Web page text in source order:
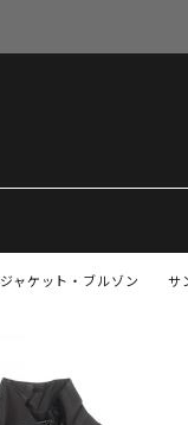
サ
ジャケット・ブルゾン